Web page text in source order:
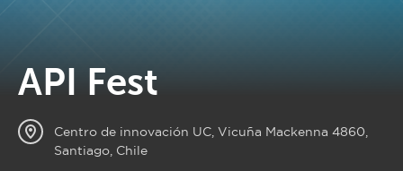
API Fest
Centro de innovación UC, Vicuña Mackenna 4860,
Santiago, Chile